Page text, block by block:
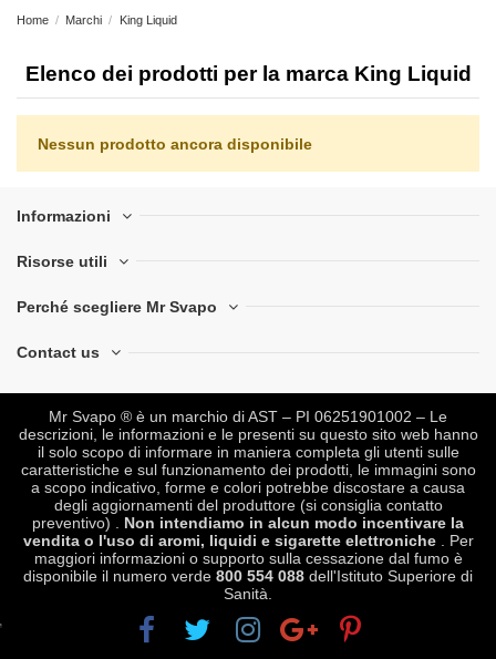
Home Marchi King Liquid
Elenco dei prodotti per la marca King Liquid
Nessun prodotto ancora disponibile
Informazioni
Risorse utili
Perché scegliere Mr Svapo
Contact us
Mr Svapo ® è un marchio di AST – PI 06251901002 – Le
descrizioni, le informazioni e le presenti su questo sito web hanno
il solo scopo di informare in maniera completa gli utenti sulle
caratteristiche e sul funzionamento dei prodotti, le immagini sono
a scopo indicativo, forme e colori potrebbe discostare a causa
degli aggiornamenti del produttore (si consiglia contatto
preventivo) . Non intendiamo in alcun modo incentivare la
vendita o l'uso di aromi, liquidi e sigarette elettroniche. Per
maggiori informazioni o supporto sulla cessazione dal fumo è
disponibile il numero verde 800 554 088 dell'Istituto Superiore di
Sanità.